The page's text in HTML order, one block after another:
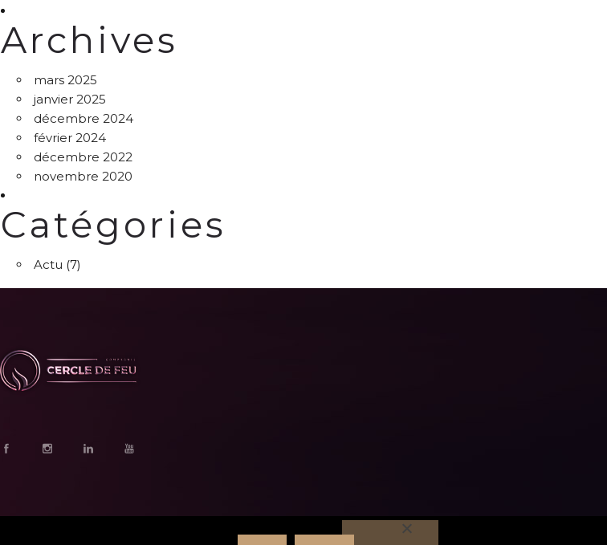
Archives
mars 2025
janvier 2025
décembre 2024
février 2024
décembre 2022
novembre 2020
Catégories
Actu (7)